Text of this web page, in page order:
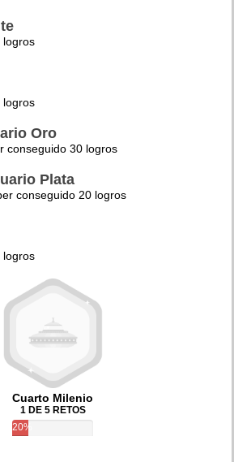
logros
logros
Oro
conseguido 30 logros
Plata
conseguido 20 logros
logros
Cuarto Milenio
1 DE 5 RETOS
20%